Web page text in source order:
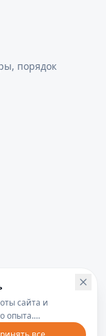
порядок
сайта и
опыта.